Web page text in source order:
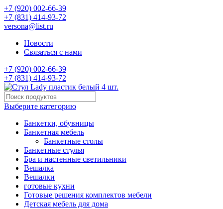
+7 (920) 002-66-39
+7 (831) 414-93-72
versona@list.ru
Новости
Связаться с нами
+7 (920) 002-66-39
+7 (831) 414-93-72
Выберите категорию
Банкетки, обувницы
Банкетная мебель
Банкетные столы
Банкетные стулья
Бра и настенные светильники
Вешалка
Вешалки
готовые кухни
Готовые решения комплектов мебели
Детская мебель для дома